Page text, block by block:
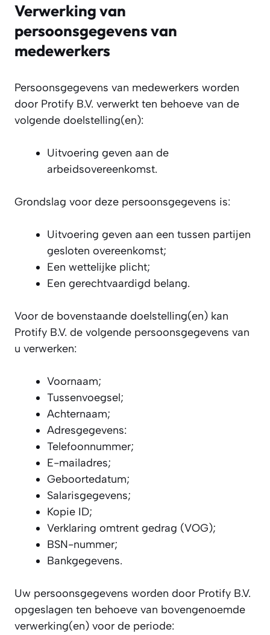
Verwerking van
persoonsgegevens van
medewerkers
Persoonsgegevens van medewerkers worden
door Protify B.V. verwerkt ten behoeve van de
volgende doelstelling(en):
Uitvoering geven aan de
arbeidsovereenkomst.
Grondslag voor deze persoonsgegevens is:
Uitvoering geven aan een tussen partijen
gesloten overeenkomst;
Een wettelijke plicht;
Een gerechtvaardigd belang.
Voor de bovenstaande doelstelling(en) kan
Protify B.V. de volgende persoonsgegevens van
u verwerken:
Voornaam;
Tussenvoegsel;
Achternaam;
Adresgegevens:
Telefoonnummer;
E-mailadres;
Geboortedatum;
Salarisgegevens;
Kopie ID;
Verklaring omtrent gedrag (VOG);
BSN-nummer;
Bankgegevens.
Uw persoonsgegevens worden door Protify B.V.
opgeslagen ten behoeve van bovengenoemde
verwerking(en) voor de periode: